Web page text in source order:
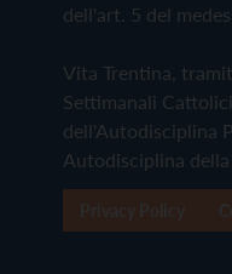
dell'art. 5 del
Vita Trentina,
Settimanali
dell'Autodisciplina
Autodisciplina